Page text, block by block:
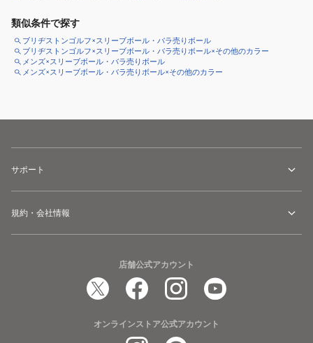
類似条件で探す
ブリヂストンゴルフ×スリーブボール・バラ売りボール
ブリヂストンゴルフ×スリーブボール・バラ売りボール×その他のカラー
メンズ×スリーブボール・バラ売りボール
メンズ×スリーブボール・バラ売りボール×その他のカラー
サポート
規約・会社情報
店舗公式アカウント
オンラインストア公式アカウント